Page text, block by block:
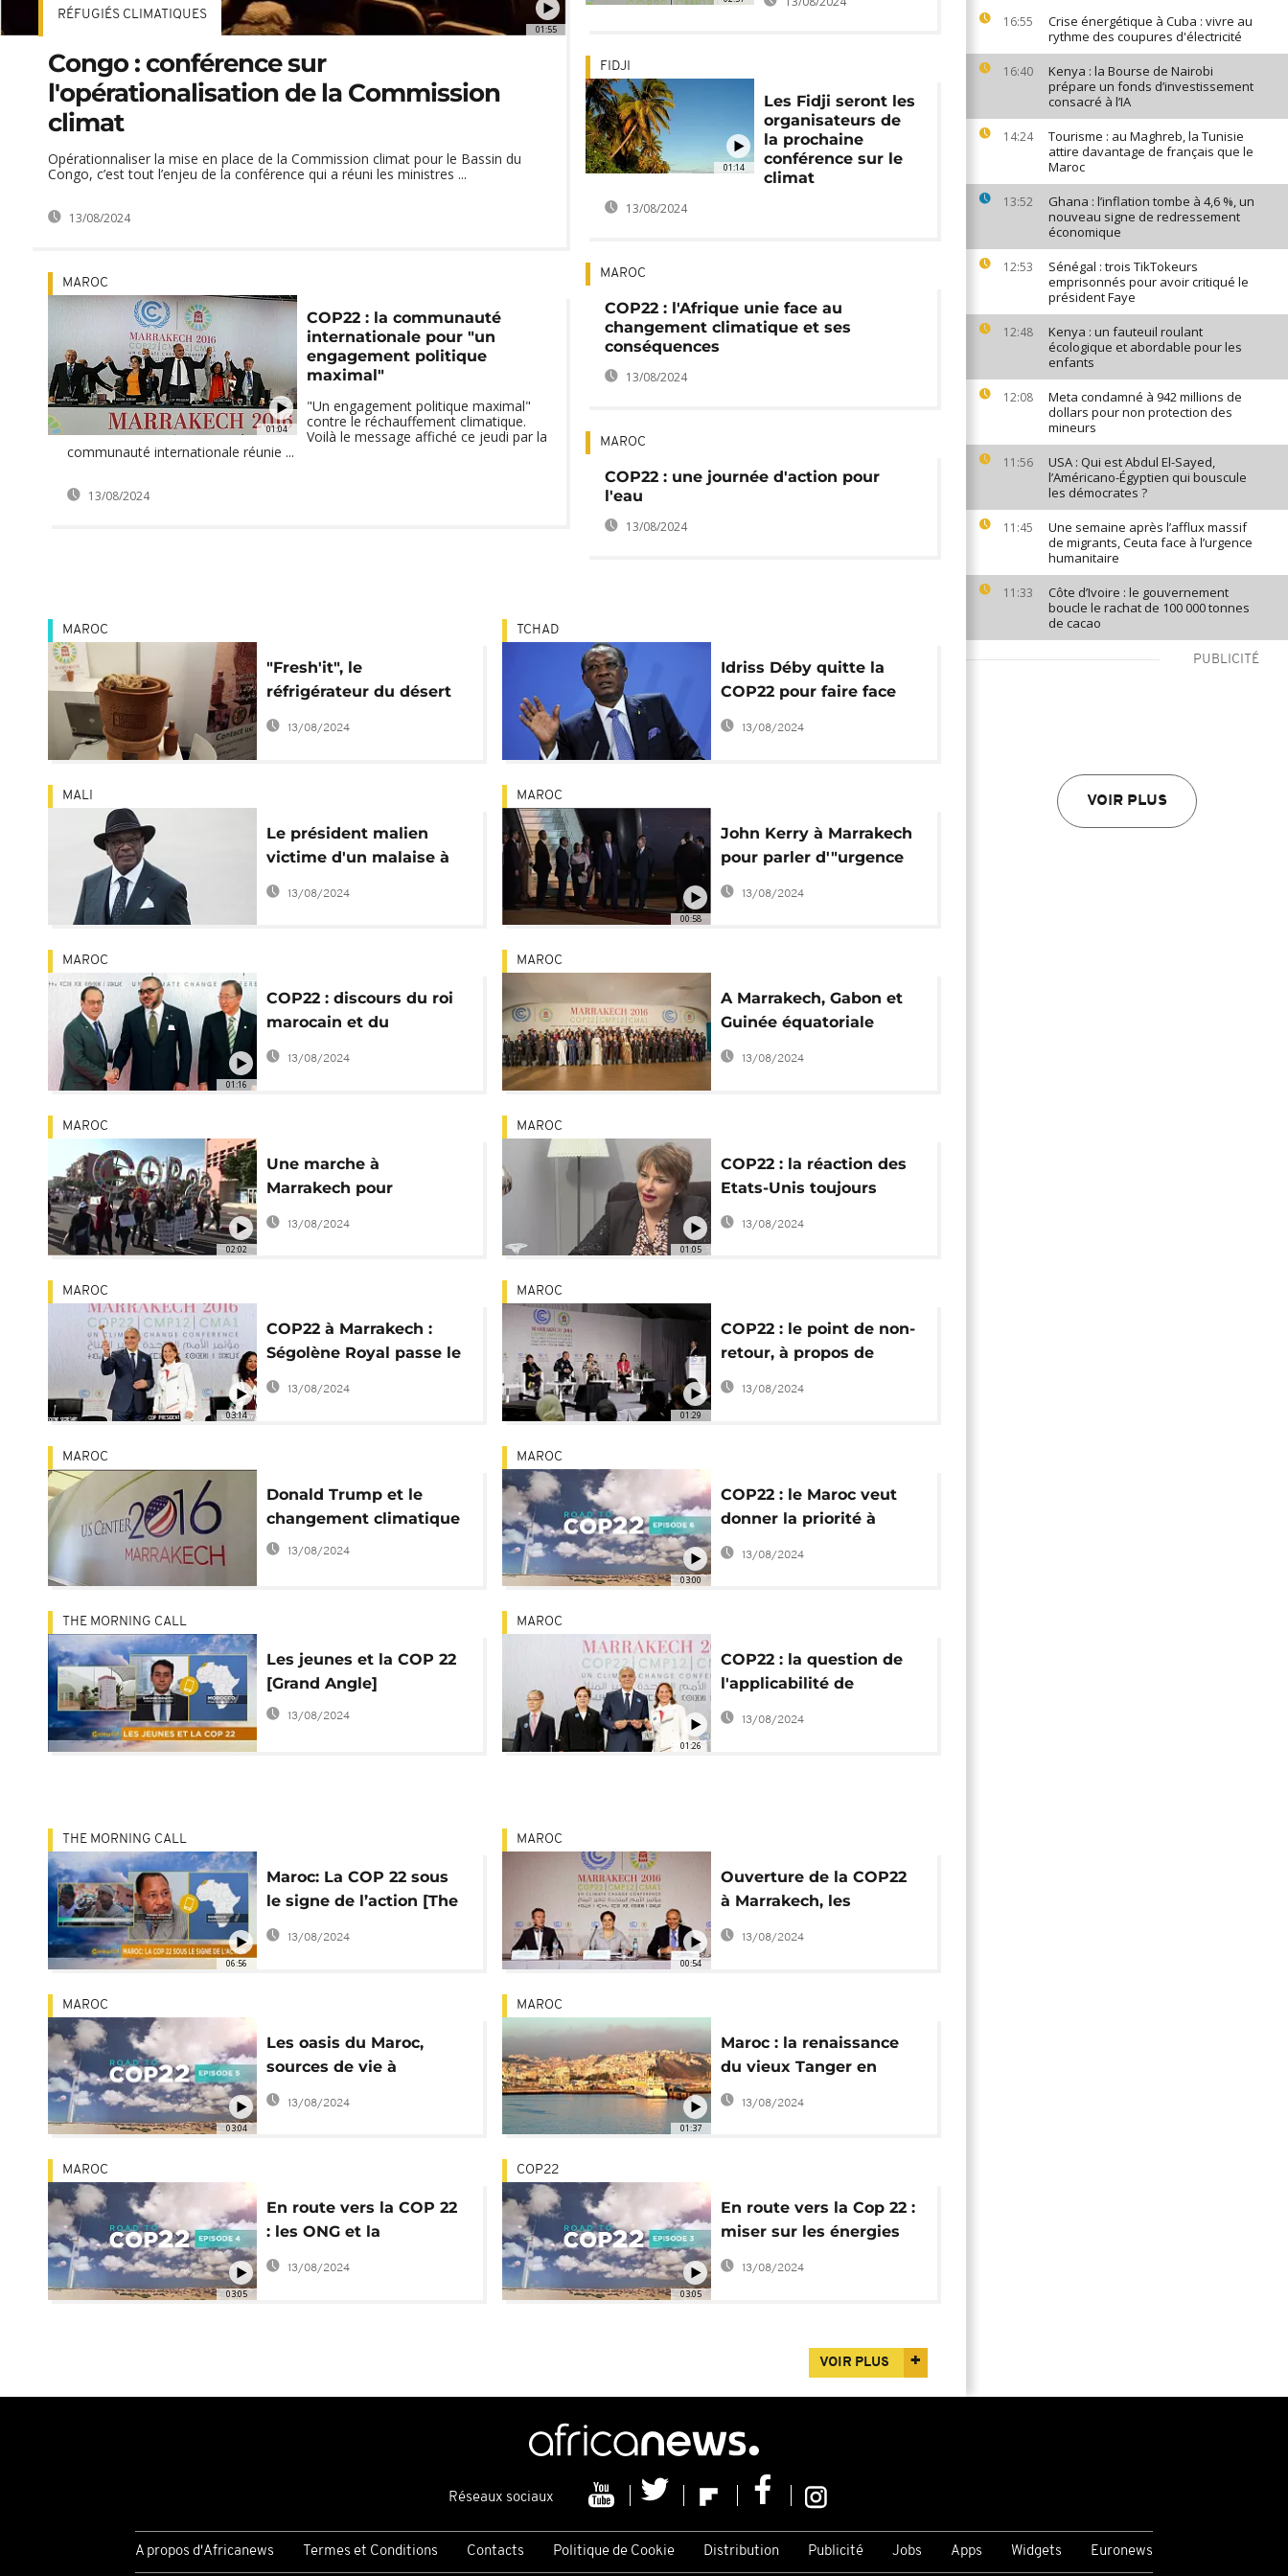
16:55
Crise énergétique à Cuba : vivre au
rythme des coupures d'électricité
16:40
Kenya : la Bourse de Nairobi
prépare un fonds d’investissement
consacré à l’IA
14:24
Tourisme : au Maghreb, la Tunisie
attire davantage de français que le
Maroc
13:52
Ghana : l’inflation tombe à 4,6 %, un
nouveau signe de redressement
économique
12:53
Sénégal : trois TikTokeurs
emprisonnés pour avoir critiqué le
président Faye
12:48
Kenya : un fauteuil roulant
écologique et abordable pour les
enfants
12:08
Meta condamné à 942 millions de
dollars pour non protection des
mineurs
11:56
USA : Qui est Abdul El-Sayed,
l’Américano-Égyptien qui bouscule
les démocrates ?
11:45
Une semaine après l’afflux massif
de migrants, Ceuta face à l’urgence
humanitaire
11:33
Côte d’Ivoire : le gouvernement
boucle le rachat de 100 000 tonnes
de cacao
PUBLICITÉ
VOIR PLUS
01:55
RÉFUGIÉS CLIMATIQUES
Congo : conférence sur
l'opérationalisation de la Commission
climat
Opérationnaliser la mise en place de la Commission climat pour le Bassin du
Congo, c’est tout l’enjeu de la conférence qui a réuni les ministres ...
13/08/2024
01:04
MAROC
COP22 : la communauté
internationale pour "un
engagement politique
maximal"
"Un engagement politique maximal"
contre le réchauffement climatique.
Voilà le message affiché ce jeudi par la
communauté internationale réunie ...
13/08/2024
01:14
FIDJI
Les Fidji seront les
organisateurs de
la prochaine
conférence sur le
climat
13/08/2024
MAROC
COP22 : l'Afrique unie face au
changement climatique et ses
conséquences
13/08/2024
MAROC
COP22 : une journée d'action pour
l'eau
13/08/2024
MAROC
"Fresh'it", le
réfrigérateur du désert
star à la COP22
13/08/2024
TCHAD
Idriss Déby quitte la
COP22 pour faire face
aux tensions au Tchad
13/08/2024
MALI
Le président malien
victime d'un malaise à
la COP22
13/08/2024
00:58
MAROC
John Kerry à Marrakech
pour parler d'"urgence
de l'action climatique"
13/08/2024
01:16
MAROC
COP22 : discours du roi
marocain et du
président français
13/08/2024
MAROC
A Marrakech, Gabon et
Guinée équatoriale
résolvent leur différend
frontalier
13/08/2024
02:02
MAROC
Une marche à
Marrakech pour
réclamer plus de
"justice climatique" [No
13/08/2024
01:05
MAROC
COP22 : la réaction des
Etats-Unis toujours
attendue
13/08/2024
03:14
MAROC
COP22 à Marrakech :
Ségolène Royal passe le
flambeau à Salaheddine
13/08/2024
01:29
MAROC
COP22 : le point de non-
retour, à propos de
l'accord de Paris
13/08/2024
MAROC
Donald Trump et le
changement climatique
13/08/2024
03:00
MAROC
COP22 : le Maroc veut
donner la priorité à
l'agriculture africaine
13/08/2024
THE MORNING CALL
Les jeunes et la COP 22
[Grand Angle]
13/08/2024
01:26
MAROC
COP22 : la question de
l'applicabilité de
l'accord de Paris
13/08/2024
06:56
THE MORNING CALL
Maroc: La COP 22 sous
le signe de l’action [The
Morning Call]
13/08/2024
00:54
MAROC
Ouverture de la COP22
à Marrakech, les
attentes africaines
13/08/2024
03:04
MAROC
Les oasis du Maroc,
sources de vie à
préserver
13/08/2024
01:37
MAROC
Maroc : la renaissance
du vieux Tanger en
attendant la COP22
13/08/2024
03:05
MAROC
En route vers la COP 22
: les ONG et la
protection de
l'environnement
13/08/2024
03:05
COP22
En route vers la Cop 22 :
miser sur les énergies
renouvelables
13/08/2024
VOIR PLUS
Réseaux sociaux
A propos d'Africanews Termes et Conditions Contacts Politique de Cookie Distribution Publicité Jobs Apps Widgets Euronews